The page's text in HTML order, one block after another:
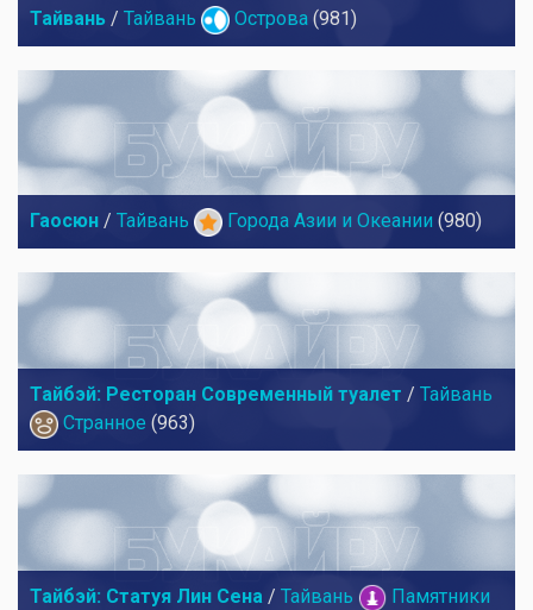
Тайвань / Тайвань Острова (981)
Гаосюн / Тайвань Города Азии и Океании (980)
Тайбэй: Ресторан Современный туалет / Тайвань
Странное (963)
Тайбэй: Статуя Лин Сена / Тайвань
Памятники